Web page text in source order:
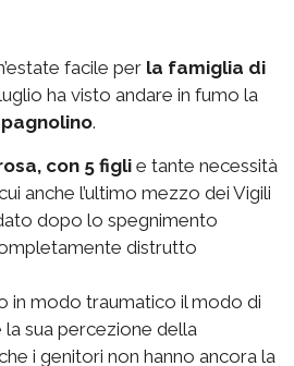
facile per la famiglia di
ha visto andare in fumo la
.
con 5 figli e tante necessità
anche l’ultimo mezzo dei Vigili
dopo lo spegnimento
distrutto
in modo traumatico il modo di
sua percezione della
i genitori non hanno ancora la